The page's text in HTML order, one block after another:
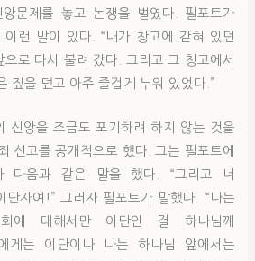
문제를 놓고 논쟁을 벌였다. 필포트가
이런 말이 있다. “내가 창고에 갇혀 있던
로 다시 불려 갔다. 그리고 그 창고에서
짚을 덮고 아주 즐겁게 누워 있었다.”
신앙을 조금도 포기하려 하지 않는 것을
선고를 공개적으로 했다. 그는 필포트에
다음과 같은 말을 했다. “그리고 너
단자여!” 그러자 필포트가 말했다. “나는
에 대해서만 이단인 걸 하나님께
게는 이단이나 나는 하나님 앞에서는